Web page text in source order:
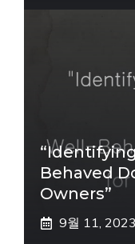
Behaved
Owners”
9월 11, 2023